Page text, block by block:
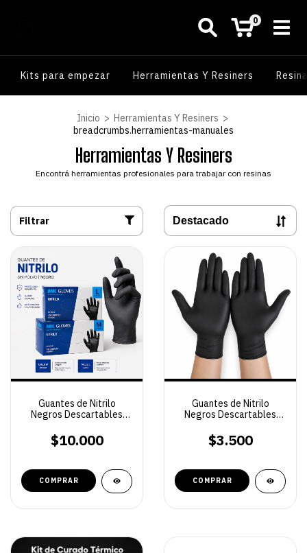
0
Kits para empezar Herramientas Y Resiners
Inicio > Herramientas Y Resiners >
breadcrumbs.herramientas-manuales
Herramientas Y Resiners
Encontrá herramientas profesionales para trabajar con resinas
Filtrar
Guantes de Nitrilo
Negros Descartables
$10.000
COMPRAR
Guantes de Nitrilo
Negros Descartables
$3.500
COMPRAR